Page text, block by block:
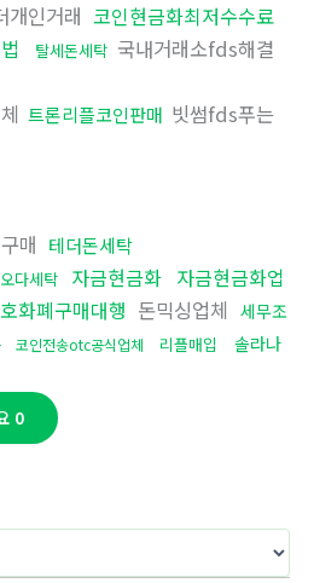
개인거래 코인현금화최저수수료
탈세돈세탁 국내거래소fds해결
트론리플코인판매 빗썸fds푸는
매 테더돈세탁
오다세탁 자금현금화 자금현금화업
화폐구매대행 돈믹싱업체 세무조
코인전송otc공식업체 리플매입
솔라나
0